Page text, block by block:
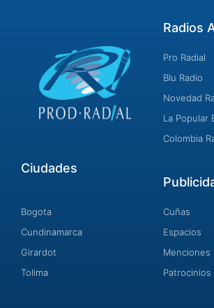
Radios
Pro Radial
Blu Radio
Novedad
La Popular
Colombia
Ciudades
Bogota
Cundinamarca
Girardot
Tolima
Cuñas
Espacios
Menciones
Patrocinios